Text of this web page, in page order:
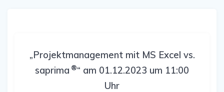
„Projektmanagement mit MS Excel vs.
saprima ®“ am 01.12.2023 um 11:00
Uhr